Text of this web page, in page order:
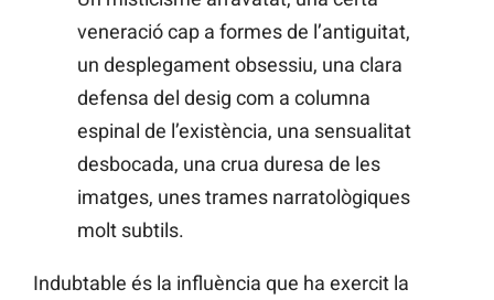
veneració cap a formes de l’antiguitat,
un desplegament obsessiu, una clara
defensa del desig com a columna
espinal de l’existència, una sensualitat
desbocada, una crua duresa de les
imatges, unes trames narratològiques
molt subtils.
Indubtable és la influència que ha exercit la